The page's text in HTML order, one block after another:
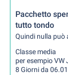
Pacchetto
tutto tondo
Quindi nulla può
Classe media
per esempio VW
8 Giorni da